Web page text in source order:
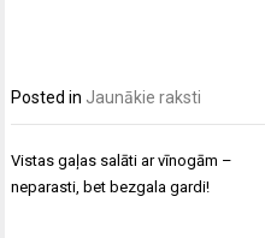
Posted in Jaunākie raksti
Post
navigation
Vistas gaļas salāti ar vīnogām –
neparasti, bet bezgala gardi!